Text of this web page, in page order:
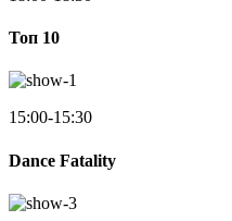
Toп 10
15:00-15:30
Dance Fatality